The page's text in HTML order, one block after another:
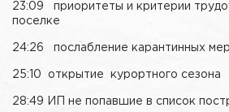
23:09 приоритеты и критерии
поселке
24:26 послабление карантинных
25:10 открытие курортного сезона
28:49 ИП не попавшие в список